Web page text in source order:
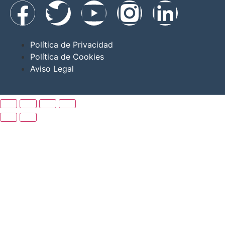
Política de Privacidad
Política de Cookies
Aviso Legal